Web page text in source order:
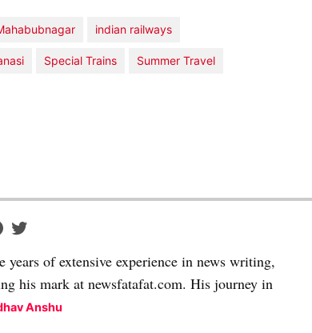
indian railways
Special Trains Summer Travel
of extensive experience in news writing,
his mark at newsfatafat.com. His journey in
Anshu